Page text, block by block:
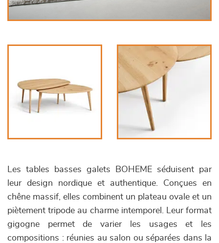
Les tables basses galets BOHEME séduisent par
leur design nordique et authentique. Conçues en
chêne massif, elles combinent un plateau ovale et un
piètement tripode au charme intemporel. Leur format
gigogne permet de varier les usages et les
compositions : réunies au salon ou séparées dans la